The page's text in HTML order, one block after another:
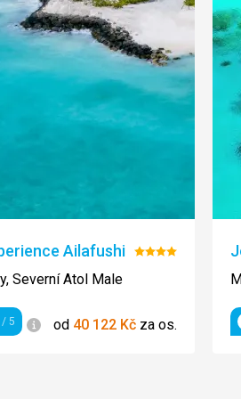
Ailafushi Hodnocení:
Severní Atol Male
/ 5 Informace
od 40 122 Kč za os.